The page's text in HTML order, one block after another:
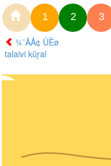
1 2 3
¾¨ÄÅ¢ ÜÈø
talaivi kūṟal